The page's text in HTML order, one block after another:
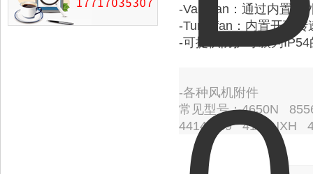
-Variofan：通过内置或
-Turbofan：内置开环转
-可提供防护等级为IP54
-各种风机附件
常见型号：4650N
4414F/39 4184NXH